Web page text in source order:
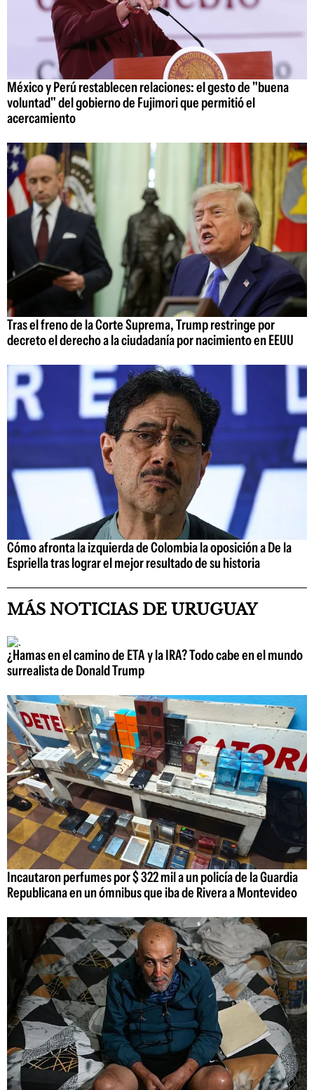
México y Perú restablecen relaciones: el gesto de "buena
voluntad" del gobierno de Fujimori que permitió el
acercamiento
Tras el freno de la Corte Suprema, Trump restringe por
decreto el derecho a la ciudadanía por nacimiento en EEUU
Cómo afronta la izquierda de Colombia la oposición a De la
Espriella tras lograr el mejor resultado de su historia
MÁS NOTICIAS DE URUGUAY
¿Hamas en el camino de ETA y la IRA? Todo cabe en el mundo
surrealista de Donald Trump
Incautaron perfumes por $ 322 mil a un policía de la Guardia
Republicana en un ómnibus que iba de Rivera a Montevideo